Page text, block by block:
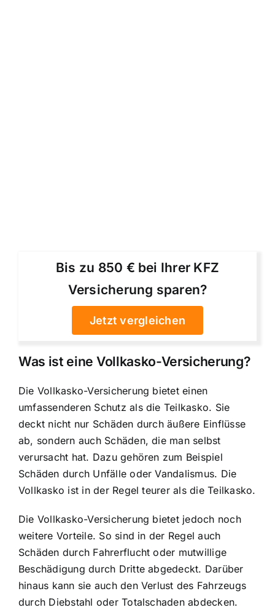
Bis zu 850 € bei Ihrer KFZ
Versicherung sparen?
Jetzt vergleichen
Was ist eine Vollkasko-Versicherung?
Die Vollkasko-Versicherung bietet einen
umfassenderen Schutz als die Teilkasko. Sie
deckt nicht nur Schäden durch äußere Einflüsse
ab, sondern auch Schäden, die man selbst
verursacht hat. Dazu gehören zum Beispiel
Schäden durch Unfälle oder Vandalismus. Die
Vollkasko ist in der Regel teurer als die Teilkasko.
Die Vollkasko-Versicherung bietet jedoch noch
weitere Vorteile. So sind in der Regel auch
Schäden durch Fahrerflucht oder mutwillige
Beschädigung durch Dritte abgedeckt. Darüber
hinaus kann sie auch den Verlust des Fahrzeugs
durch Diebstahl oder Totalschaden abdecken.